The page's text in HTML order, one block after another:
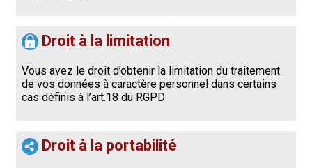
Droit à la limitation
Vous avez le droit d’obtenir la limitation du traitement
de vos données à caractère personnel dans certains
cas définis à l’art.18 du RGPD
Droit à la portabilité